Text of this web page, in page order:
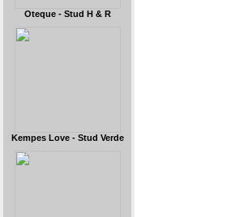
Oteque - Stud H & R
Kempes Love - Stud Verde